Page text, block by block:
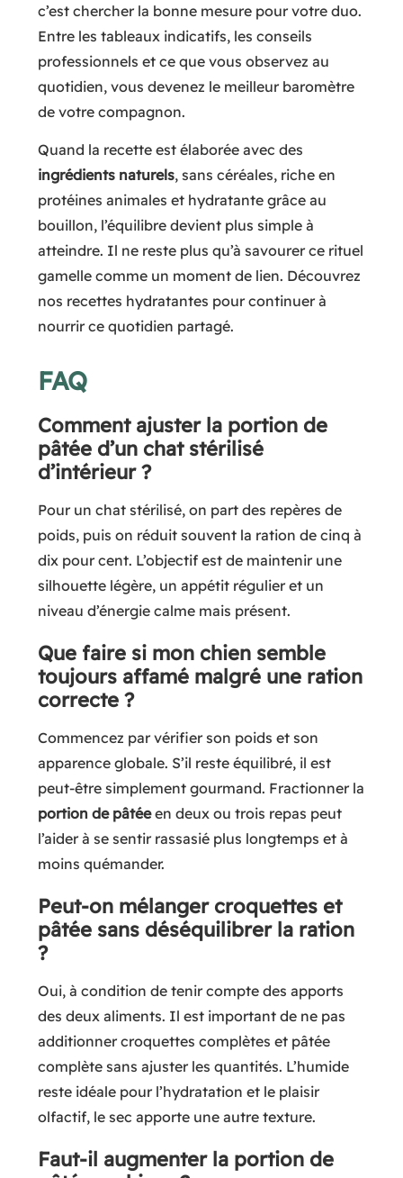
c’est chercher la bonne mesure pour votre duo.
Entre les tableaux indicatifs, les conseils
professionnels et ce que vous observez au
quotidien, vous devenez le meilleur baromètre
de votre compagnon.
Quand la recette est élaborée avec des
ingrédients naturels, sans céréales, riche en
protéines animales et hydratante grâce au
bouillon, l’équilibre devient plus simple à
atteindre. Il ne reste plus qu’à savourer ce rituel
gamelle comme un moment de lien. Découvrez
nos recettes hydratantes pour continuer à
nourrir ce quotidien partagé.
FAQ
Comment ajuster la portion de
pâtée d’un chat stérilisé
d’intérieur ?
Pour un chat stérilisé, on part des repères de
poids, puis on réduit souvent la ration de cinq à
dix pour cent. L’objectif est de maintenir une
silhouette légère, un appétit régulier et un
niveau d’énergie calme mais présent.
Que faire si mon chien semble
toujours affamé malgré une ration
correcte ?
Commencez par vérifier son poids et son
apparence globale. S’il reste équilibré, il est
peut-être simplement gourmand. Fractionner la
portion de pâtéeen deux ou trois repas peut
l’aider à se sentir rassasié plus longtemps et à
moins quémander.
Peut-on mélanger croquettes et
pâtée sans déséquilibrer la ration
?
Oui, à condition de tenir compte des apports
des deux aliments. Il est important de ne pas
additionner croquettes complètes et pâtée
complète sans ajuster les quantités. L’humide
reste idéale pour l’hydratation et le plaisir
olfactif, le sec apporte une autre texture.
Faut-il augmenter la portion de